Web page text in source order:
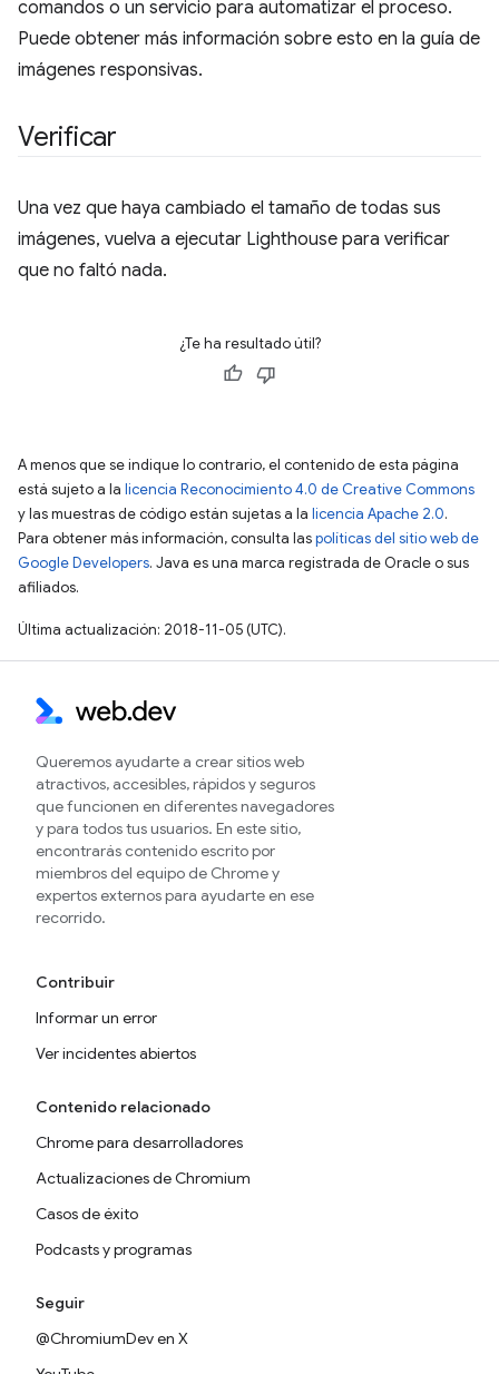
comandos o un servicio para automatizar el proceso.
Puede obtener más información sobre esto en la guía de
imágenes responsivas.
Verificar
Una vez que haya cambiado el tamaño de todas sus
imágenes, vuelva a ejecutar Lighthouse para verificar
que no faltó nada.
¿Te ha resultado útil?
A menos que se indique lo contrario, el contenido de esta página
está sujeto a la licencia Reconocimiento 4.0 de Creative Commons
y las muestras de código están sujetas a la licencia Apache 2.0.
Para obtener más información, consulta laspolíticas del sitio web de
Google Developers. Java es una marca registrada de Oracle o sus
afiliados.
Última actualización: 2018-11-05 (UTC).
Queremos ayudarte a crear sitios web
atractivos, accesibles, rápidos y seguros
que funcionen en diferentes navegadores
y para todos tus usuarios. En este sitio,
encontrarás contenido escrito por
miembros del equipo de Chrome y
expertos externos para ayudarte en ese
recorrido.
Contribuir
Informar un error
Ver incidentes abiertos
Contenido relacionado
Chrome para desarrolladores
Actualizaciones de Chromium
Casos de éxito
Podcasts y programas
Seguir
@ChromiumDev en X